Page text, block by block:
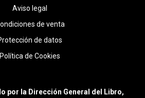
Aviso legal
de venta
de datos
Política de Cookies
por la Dirección General del Libro,